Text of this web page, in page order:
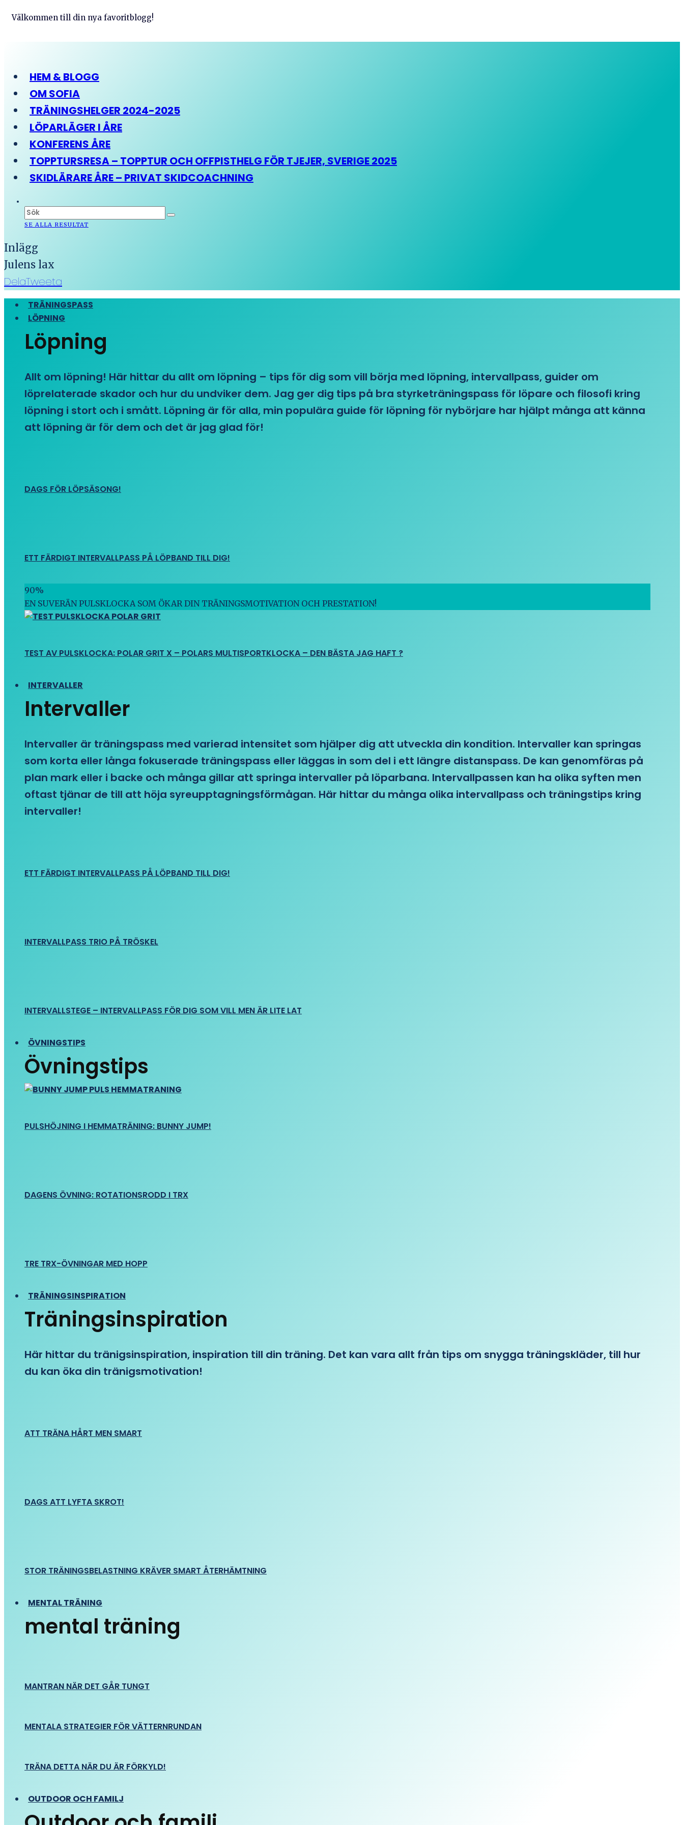
Välkommen till din nya favoritblogg!
HEM & BLOGG
OM SOFIA
TRÄNINGSHELGER 2024-2025
LÖPARLÄGER I ÅRE
KONFERENS ÅRE
TOPPTURSRESA – TOPPTUR OCH OFFPISTHELG FÖR TJEJER, SVERIGE 2025
SKIDLÄRARE ÅRE – PRIVAT SKIDCOACHNING
SE ALLA RESULTAT
Inlägg
Julens lax
DelaTweeta
TRÄNINGSPASS
LÖPNING
Löpning
Allt om löpning! Här hittar du allt om löpning – tips för dig som vill börja med löpning, intervallpass, guider om
löprelaterade skador och hur du undviker dem. Jag ger dig tips på bra styrketräningspass för löpare och filosofi kring
löpning i stort och i smått. Löpning är för alla, min populära guide för löpning för nybörjare har hjälpt många att känna
att löpning är för dem och det är jag glad för!
DAGS FÖR LÖPSÄSONG!
ETT FÄRDIGT INTERVALLPASS PÅ LÖPBAND TILL DIG!
90%
EN SUVERÄN PULSKLOCKA SOM ÖKAR DIN TRÄNINGSMOTIVATION OCH PRESTATION!
TEST AV PULSKLOCKA: POLAR GRIT X – POLARS MULTISPORTKLOCKA – DEN BÄSTA JAG HAFT ?
INTERVALLER
Intervaller
Intervaller är träningspass med varierad intensitet som hjälper dig att utveckla din kondition. Intervaller kan springas
som korta eller långa fokuserade träningspass eller läggas in som del i ett längre distanspass. De kan genomföras på
plan mark eller i backe och många gillar att springa intervaller på löparbana. Intervallpassen kan ha olika syften men
oftast tjänar de till att höja syreupptagningsförmågan. Här hittar du många olika intervallpass och träningstips kring
intervaller!
ETT FÄRDIGT INTERVALLPASS PÅ LÖPBAND TILL DIG!
INTERVALLPASS TRIO PÅ TRÖSKEL
INTERVALLSTEGE – INTERVALLPASS FÖR DIG SOM VILL MEN ÄR LITE LAT
ÖVNINGSTIPS
Övningstips
PULSHÖJNING I HEMMATRÄNING: BUNNY JUMP!
DAGENS ÖVNING: ROTATIONSRODD I TRX
TRE TRX-ÖVNINGAR MED HOPP
TRÄNINGSINSPIRATION
Träningsinspiration
Här hittar du tränigsinspiration, inspiration till din träning. Det kan vara allt från tips om snygga träningskläder, till hur
du kan öka din tränigsmotivation!
ATT TRÄNA HÅRT MEN SMART
DAGS ATT LYFTA SKROT!
STOR TRÄNINGSBELASTNING KRÄVER SMART ÅTERHÄMTNING
MENTAL TRÄNING
mental träning
MANTRAN NÄR DET GÅR TUNGT
MENTALA STRATEGIER FÖR VÄTTERNRUNDAN
TRÄNA DETTA NÄR DU ÄR FÖRKYLD!
OUTDOOR OCH FAMILJ